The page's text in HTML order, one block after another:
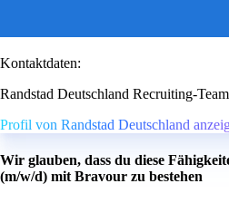
Kontaktdaten:
Randstad Deutschland Recruiting-Team
Profil von Randstad Deutschland
Wir glauben, dass du diese
(m/w/d) mit Bravour zu bestehen